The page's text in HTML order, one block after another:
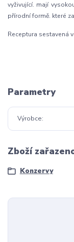
vyživující. mají
přírodní formě. které
Receptura sestavená
Parametry
Výrobce
Zboží
Konzervy